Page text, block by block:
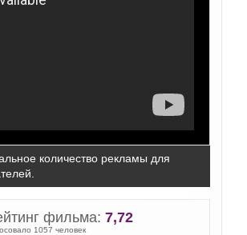
количество рекламы для
фильма: 7,72
1057 человек